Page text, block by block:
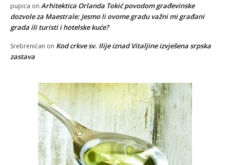
pupica on Arhitektica Orlanda Tokić povodom građevinske
dozvole za Maestrale: Jesmo li ovome gradu važni mi građani
grada ili turisti i hotelske kuće?
Srebrenićan on Kod crkve sv. Ilije iznad Vitaljine izvješena srpska
zastava